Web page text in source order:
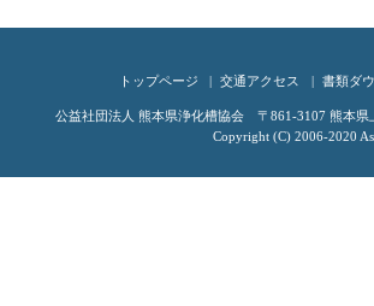
トップページ 交通アクセス 書類ダ
公益社団法人 熊本県浄化槽協会 〒861-3107 熊本
Copyright (C) 2006-2020